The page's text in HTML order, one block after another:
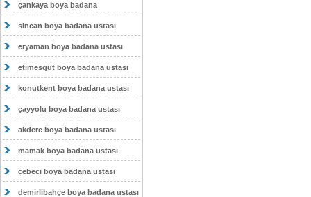
çankaya boya badana
sincan boya badana ustası
eryaman boya badana ustası
etimesgut boya badana ustası
konutkent boya badana ustası
çayyolu boya badana ustası
akdere boya badana ustası
mamak boya badana ustası
cebeci boya badana ustası
demirlibahçe boya badana ustası